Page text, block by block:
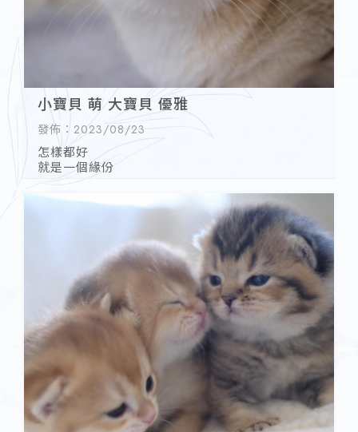
小寶貝 萌 大寶貝 優雅
發佈：2023/08/23
怎樣都好
就是一個緣份